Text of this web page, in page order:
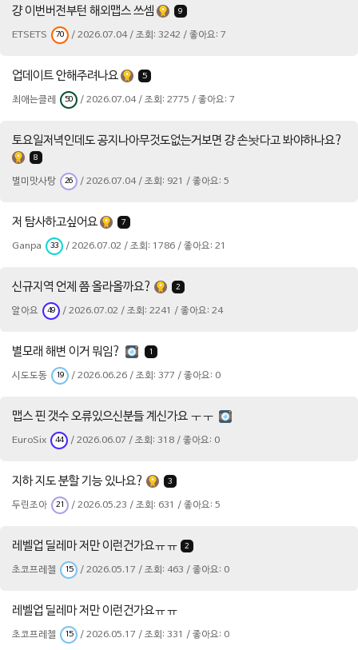
걍 이번버전부턴 해외맵스 쓰셈 9
ETSETS 70 / 2026.07.04 / 조회: 3242 / 좋아요: 7
업데이트 안해주려나요 5
최애는클레 50 / 2026.07.04 / 조회: 2775 / 좋아요: 7
토요일저녁인데도 공지나아무것도없는거보면 걍 손놧다고 봐야하나요?
8
별미맛사탕 26 / 2026.07.04 / 조회: 921 / 좋아요: 5
저 탐사하고싶어요 7
Ganpa 33 / 2026.07.02 / 조회: 1786 / 좋아요: 21
신규지역 언제 쯤 올라올까요? 2
알아요 49 / 2026.07.02 / 조회: 2241 / 좋아요: 24
별모래 해변 이거 뭐임? 1
시도도동 19 / 2026.06.26 / 조회: 377 / 좋아요: 0
맵스 핀 갯수 오류있으신분들 계신가요 ㅜㅜ
EuroSix 44 / 2026.06.07 / 조회: 318 / 좋아요: 0
지하 지도 분할 기능 있나요? 3
두린조아 21 / 2026.05.23 / 조회: 631 / 좋아요: 5
레벨업 딜레마 저만 이런건가요ㅠㅠ 2
초코프레첼 15 / 2026.05.17 / 조회: 463 / 좋아요: 0
레벨업 딜레마 저만 이런건가요ㅠㅠ
초코프레첼 15 / 2026.05.17 / 조회: 331 / 좋아요: 0